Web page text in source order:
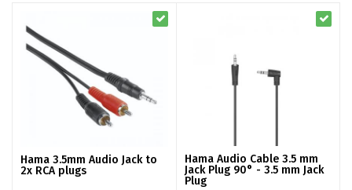
Hama 3.5mm Audio Jack to
2x RCA plugs
Hama Audio Cable 3.5 mm
Jack Plug 90° - 3.5 mm Jack
Plug